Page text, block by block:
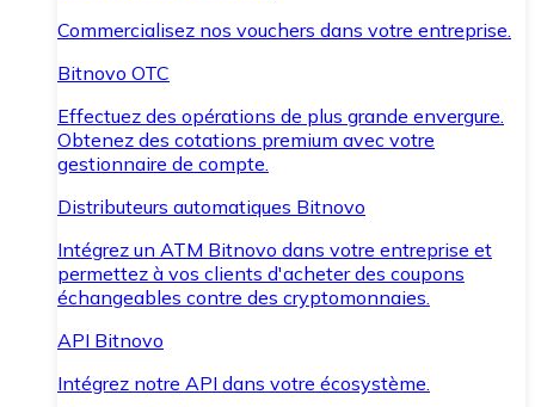
Commercialisez nos vouchers dans votre entreprise.
Bitnovo OTC
Effectuez des opérations de plus grande envergure.
Obtenez des cotations premium avec votre
gestionnaire de compte.
Distributeurs automatiques Bitnovo
Intégrez un ATM Bitnovo dans votre entreprise et
permettez à vos clients d'acheter des coupons
échangeables contre des cryptomonnaies.
API Bitnovo
Intégrez notre API dans votre écosystème.